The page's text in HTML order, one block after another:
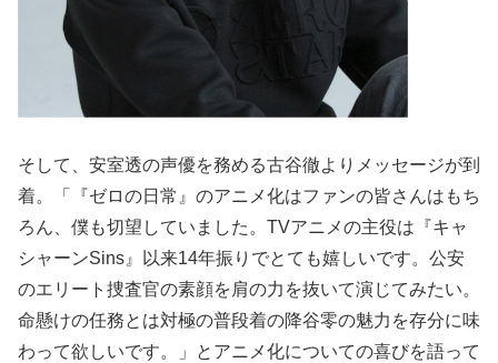
そして、安室透の声優を務める古谷徹よりメッセージが到
着。「『ゼロの日常』のアニメ化はファンの皆さんはもち
ろん、僕も切望していました。TVアニメの主役は『キャ
シャーンSins』以来14年振りでとても嬉しいです。公安
のエリート捜査官の素顔を肩の力を抜いて演じてみたい。
命懸けの任務とは対極の普段着の降谷零の魅力を存分に味
わって欲しいです。」とアニメ化についての喜びを語って